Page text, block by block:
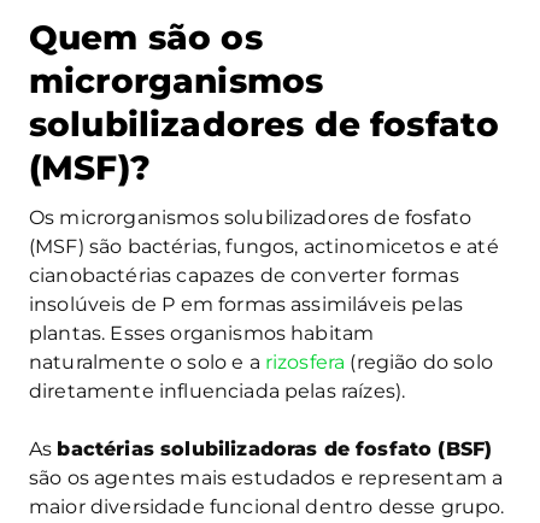
Quem são os
microrganismos
solubilizadores de fosfato
(MSF)?
Os microrganismos solubilizadores de fosfato
(MSF) são bactérias, fungos, actinomicetos e até
cianobactérias capazes de converter formas
insolúveis de P em formas assimiláveis pelas
plantas. Esses organismos habitam
naturalmente o solo e a rizosfera (região do solo
diretamente influenciada pelas raízes).
As bactérias solubilizadoras de fosfato (BSF)
são os agentes mais estudados e representam a
maior diversidade funcional dentro desse grupo.